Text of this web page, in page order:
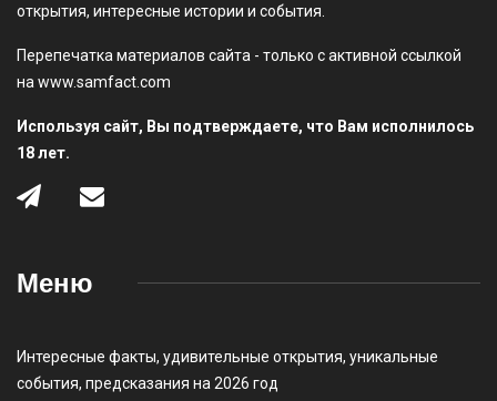
открытия, интересные истории и события.
Перепечатка материалов сайта - только с активной ссылкой
на www.samfact.com
Используя сайт, Вы подтверждаете, что Вам исполнилось
18 лет.
Меню
Интересные факты, удивительные открытия, уникальные
события, предсказания на 2026 год